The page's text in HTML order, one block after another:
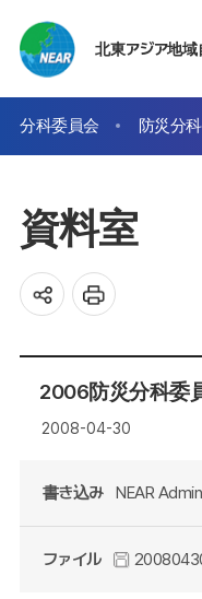
北東アジア地
分科委員会 防災分
資料室
2006防災分科委
2008-04-30
書き込み NEAR Admin
ファイル